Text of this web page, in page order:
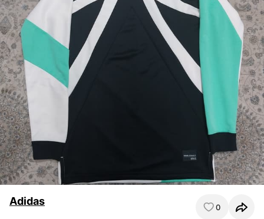
Adidas 0